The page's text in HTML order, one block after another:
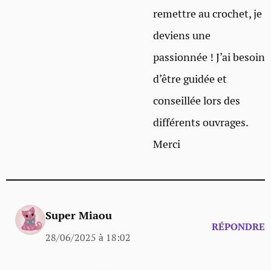
remettre au crochet, je
deviens une
passionnée ! J’ai besoin
d’être guidée et
conseillée lors des
différents ouvrages.
Merci
Super Miaou
28/06/2025 à 18:02
RÉPONDRE